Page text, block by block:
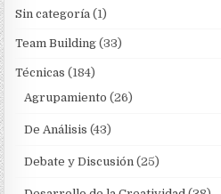
Sin categoría (1)
Team Building (33)
Técnicas (184)
Agrupamiento (26)
De Análisis (43)
Debate y Discusión (25)